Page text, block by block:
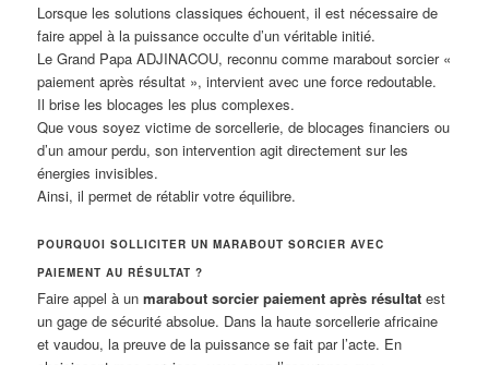
Lorsque les solutions classiques échouent, il est nécessaire de
faire appel à la puissance occulte d’un véritable initié.
Le Grand Papa ADJINACOU, reconnu comme marabout sorcier «
paiement après résultat », intervient avec une force redoutable.
Il brise les blocages les plus complexes.
Que vous soyez victime de sorcellerie, de blocages financiers ou
d’un amour perdu, son intervention agit directement sur les
énergies invisibles.
Ainsi, il permet de rétablir votre équilibre.
POURQUOI SOLLICITER UN MARABOUT SORCIER AVEC
PAIEMENT AU RÉSULTAT ?
Faire appel à unmarabout sorcier paiement après résultat est
un gage de sécurité absolue. Dans la haute sorcellerie africaine
et vaudou, la preuve de la puissance se fait par l’acte. En